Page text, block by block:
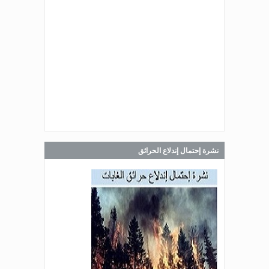
اللبناني البيان الآتي:
Jul 28, 2026
صدر عن دائرة الإعلام والعلاقات العامة
في المديرية العامة للدفاع المدني
اللبناني البيان الآتي:
نشرة إحتمال إندلاع الحرائق